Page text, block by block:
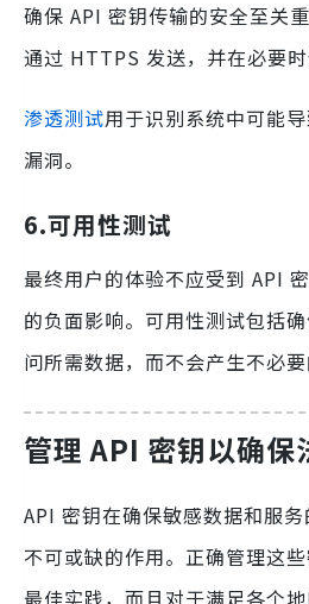
确保 API 密钥传输的安全至关
通过 HTTPS 发送，并在必要时
渗透测试用于识别系统中可能
漏洞。
6.可用性测试
最终用户的体验不应受到 API
的负面影响。可用性测试包括
问所需数据，而不会产生不必要
管理 API 密钥以确保
API 密钥在确保敏感数据和服
不可或缺的作用。正确管理这